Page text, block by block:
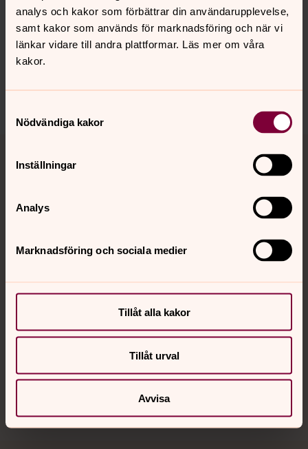
analys och kakor som förbättrar din användarupplevelse,
samt kakor som används för marknadsföring och när vi
länkar vidare till andra plattformar. Läs mer om våra
kakor.
Nödvändiga kakor
Inställningar
Analys
Marknadsföring och sociala medier
Tillåt alla kakor
Tillåt urval
Avvisa
Synpunkter eller frågor på sidans
innehåll?
Kontakt